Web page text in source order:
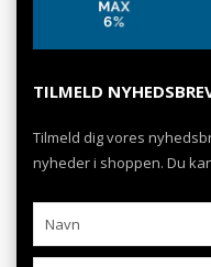
TILMELD
Tilmeld dig vores
nyheder i shoppen. Du